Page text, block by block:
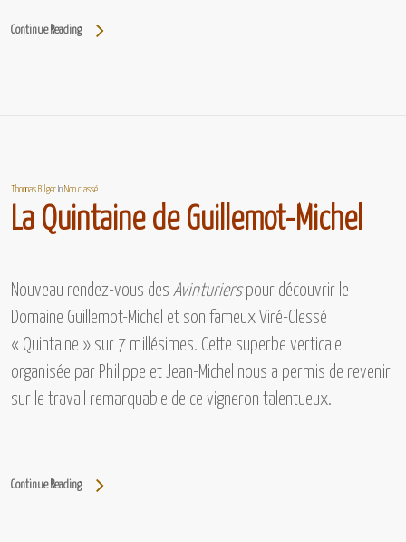
Continue Reading
Thomas Bilger InNon classé
La Quintaine de Guillemot-Michel
Nouveau rendez-vous desAvinturierspour découvrir le
Domaine Guillemot-Michel et son fameux Viré-Clessé
« Quintaine » sur 7 millésimes. Cette superbe verticale
organisée par Philippe et Jean-Michel nous a permis de revenir
sur le travail remarquable de ce vigneron talentueux.
Continue Reading